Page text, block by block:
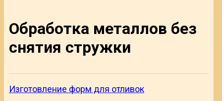
Обработка металлов без
снятия стружки
Изготовление форм для отливок